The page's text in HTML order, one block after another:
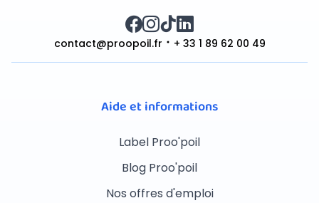
contact@proopoil.fr + 33 1 89 62 00 49
Aide et informations
Label Proo'poil
Blog Proo'poil
Nos offres d'emploi